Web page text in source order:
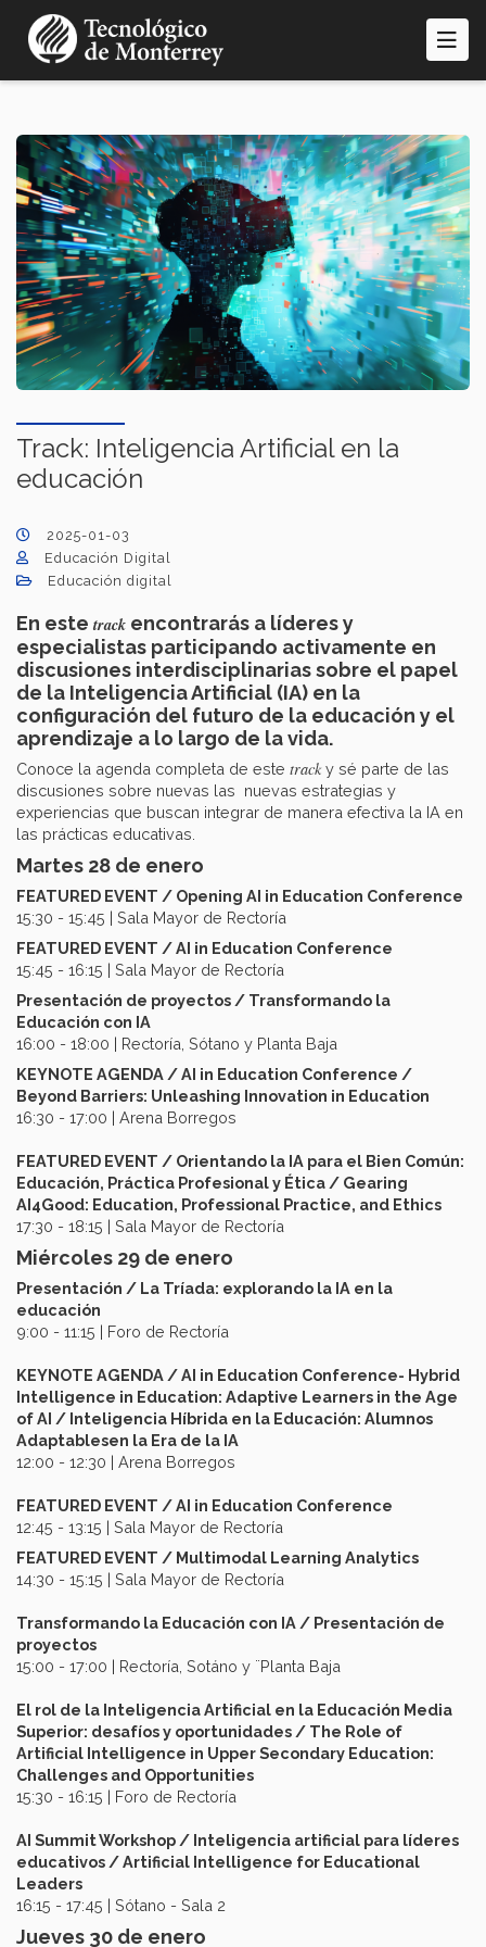
contenido
Track: Inteligencia Artificial en la
educación
2025-01-03
Educación Digital
Educación digital
En este track encontrarás a líderes y
especialistas participando activamente en
discusiones interdisciplinarias sobre el papel
de la Inteligencia Artificial (IA) en la
configuración del futuro de la educación y el
aprendizaje a lo largo de la vida.
Conoce la agenda completa de este tracky sé parte de las
discusiones sobre nuevas las nuevas estrategias y
experiencias que buscan integrar de manera efectiva la IA en
las prácticas educativas.
Martes 28 de enero
FEATURED EVENT / Opening AI in Education Conference
15:30 - 15:45 | Sala Mayor de Rectoría
FEATURED EVENT / AI in Education Conference
15:45 - 16:15 | Sala Mayor de Rectoría
Presentación de proyectos / Transformando la
Educación con IA
16:00 - 18:00 | Rectoría, Sótano y Planta Baja
KEYNOTE AGENDA / AI in Education Conference /
Beyond Barriers: Unleashing Innovation in Education
16:30 - 17:00 | Arena Borregos
FEATURED EVENT / Orientando la IA para el Bien Común:
Educación, Práctica Profesional y Ética / Gearing
AI4Good: Education, Professional Practice, and Ethics
17:30 - 18:15 | Sala Mayor de Rectoría
Miércoles 29 de enero
Presentación / La Tríada: explorando la IA en la
educación
9:00 - 11:15 | Foro de Rectoría
KEYNOTE AGENDA / AI in Education Conference- Hybrid
Intelligence in Education: Adaptive Learners in the Age
of AI / Inteligencia Híbrida en la Educación: Alumnos
Adaptablesen la Era de la IA
12:00 - 12:30 | Arena Borregos
FEATURED EVENT / AI in Education Conference
12:45 - 13:15 | Sala Mayor de Rectoría
FEATURED EVENT / Multimodal Learning Analytics
14:30 - 15:15 | Sala Mayor de Rectoría
Transformando la Educación con IA / Presentación de
proyectos
15:00 - 17:00 | Rectoría, Sotáno y ¨Planta Baja
El rol de la Inteligencia Artificial en la Educación Media
Superior: desafíos y oportunidades / The Role of
Artificial Intelligence in Upper Secondary Education:
Challenges and Opportunities
15:30 - 16:15 | Foro de Rectoría
AI Summit Workshop / Inteligencia artificial para líderes
educativos / Artificial Intelligence for Educational
Leaders
16:15 - 17:45 | Sótano - Sala 2
Jueves 30 de enero